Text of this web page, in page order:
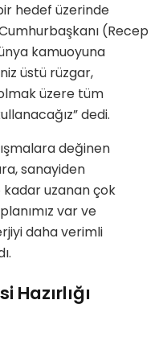
hedef üzerinde
(Recep
kamuoyuna
üstü rüzgar,
üzere tüm
dedi.
değinen
sanayiden
uzanan çok
var ve
daha verimli
Hazırlığı